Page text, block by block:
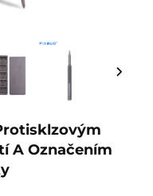
A Označením